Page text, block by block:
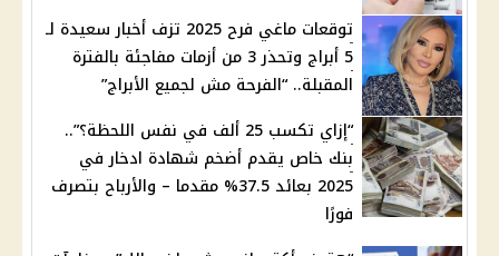
توقعات ماغي فرح 2025 تزف أخبار سعيدة لـ
5 أبراج وتحذر 3 من أزمات مفاجئة بالفترة
المقبلة.. “الفرحة مش لجميع الأبراج”
“إزاي تكسب 25 ألف في نفس اللحظة؟”..
بنك خاص يقدم أضخم شهادة ادخار في
2025 بعائد 37.5% مقدما – والأرباح بتصرف
فورًا